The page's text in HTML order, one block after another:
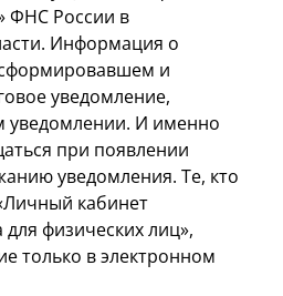
ФНС России в
Информация о
и
уведомление,
уведомлении. И именно
при появлении
уведомления. Те, кто
кабинет
физических лиц»,
только в электронном